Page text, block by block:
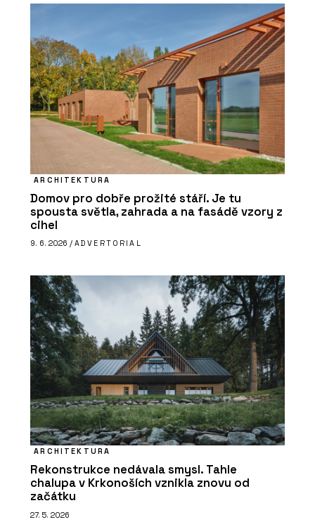
ARCHITEKTURA
Domov pro dobře prožité stáří. Je tu
spousta světla, zahrada a na fasádě vzory z
cihel
9. 6. 2026 / ADVERTORIAL
ARCHITEKTURA
Rekonstrukce nedávala smysl. Tahle
chalupa v Krkonoších vznikla znovu od
začátku
27. 5. 2026